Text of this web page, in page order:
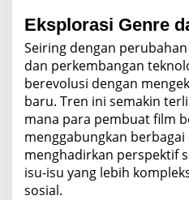
Eksplorasi Genre
Seiring dengan
dan perkembangan
berevolusi dengan
baru. Tren ini semakin
mana para pembuat film
menggabungkan
menghadirkan perspektif
isu-isu yang lebih
sosial.